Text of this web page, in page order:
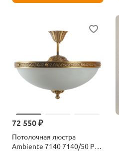
72 550 ₽
Потолочная люстра
Ambiente 7140 7140/50 PL